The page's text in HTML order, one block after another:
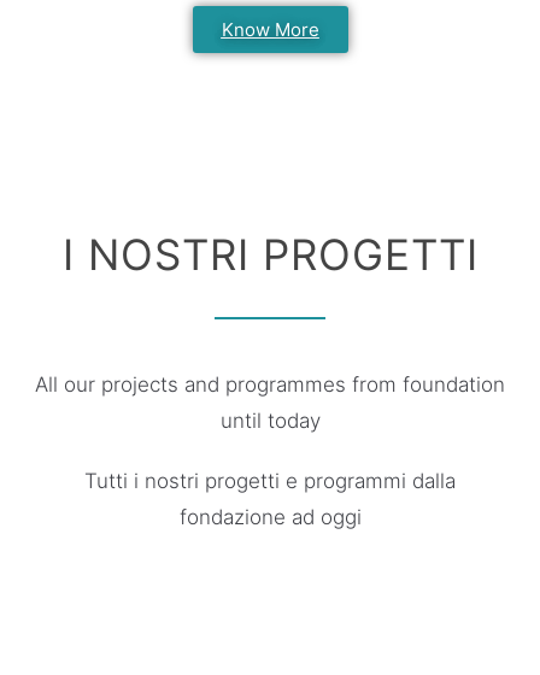
Know More
I NOSTRI PROGETTI
All our projects and programmes from foundation
until today
Tutti i nostri progetti e programmi dalla
fondazione ad oggi